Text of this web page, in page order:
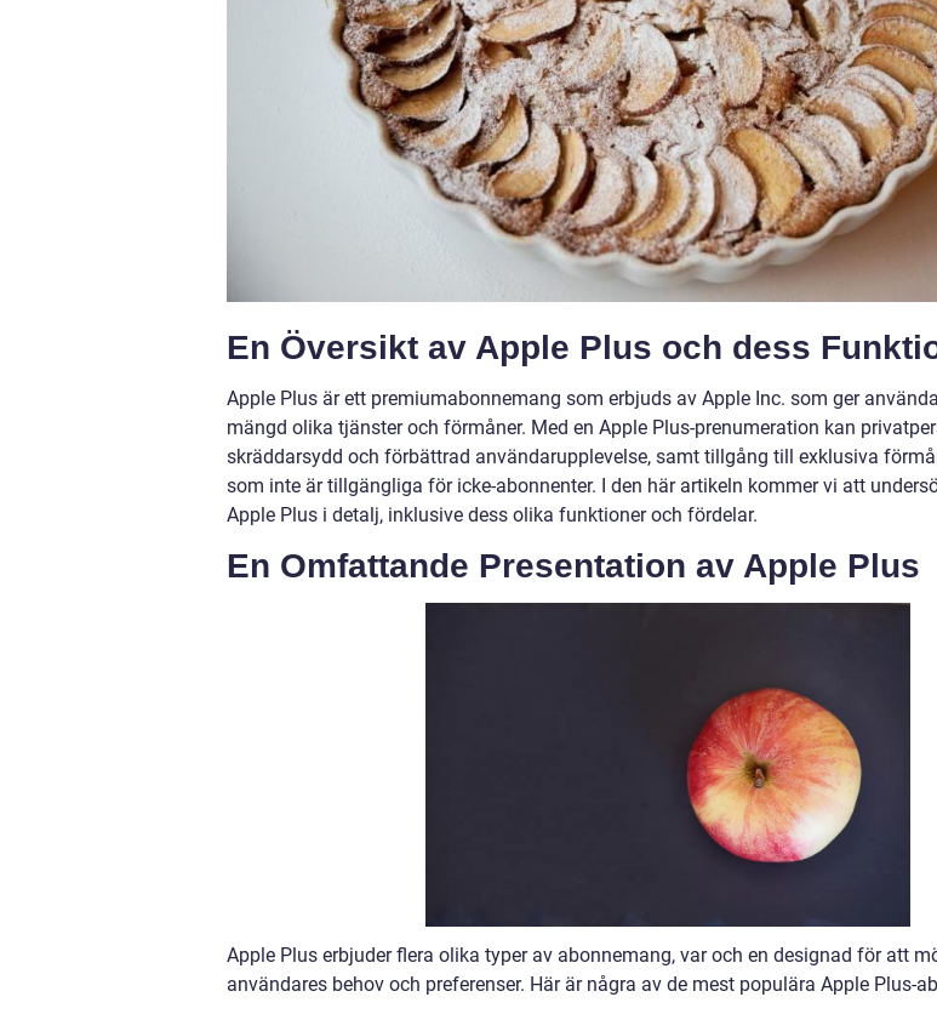
En Översikt av Apple Plus och dess
Apple Plus är ett premiumabonnemang som erbjuds av Apple Inc. som ger
mängd olika tjänster och förmåner. Med en Apple Plus-prenumeration kan
skräddarsydd och förbättrad användarupplevelse, samt tillgång till exklusiva
som inte är tillgängliga för icke-abonnenter. I den här artikeln kommer vi att
Apple Plus i detalj, inklusive dess olika funktioner och fördelar.
En Omfattande Presentation av Apple Plus
Apple Plus erbjuder flera olika typer av abonnemang, var och en designad för att
användares behov och preferenser. Här är några av de mest populära Apple Plus-